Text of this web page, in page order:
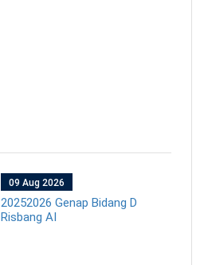
09 Aug 2026
20252026 Genap Bidang D
Risbang AI